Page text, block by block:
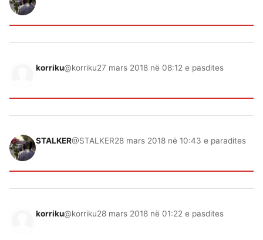
korriku@korriku27 mars 2018 në 08:12 e pasdites
STALKER@STALKER28 mars 2018 në 10:43 e paradites
korriku@korriku28 mars 2018 në 01:22 e pasdites